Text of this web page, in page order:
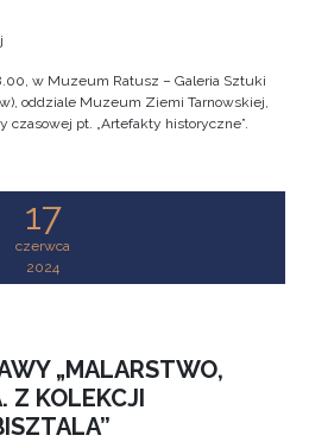
w Muzeum Ratusz – Galeria Sztuki
oddziale Muzeum Ziemi Tarnowskiej,
pt. „Artefakty historyczne”.
17
czerwca
2024
„MALARSTWO,
Z KOLEKCJI